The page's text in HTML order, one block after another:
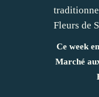
Ce week
Marché